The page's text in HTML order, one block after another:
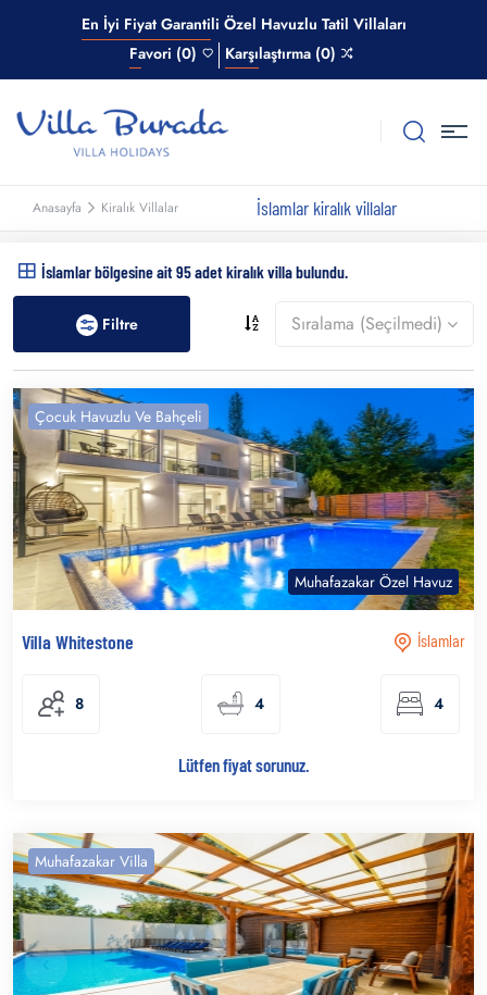
En İyi Fiyat Garantili Özel Havuzlu Tatil Villaları
Favori (0)
Karşılaştırma (0)
Anasayfa Kiralık Villalar İslamlar kiralık villalar
İslamlar bölgesine ait 95 adet kiralık villa bulundu.
Filtre Sıralama (Seçilmedi)
Çocuk Havuzlu Ve Bahçeli
Muhafazakar Özel Havuz
İslamlar
Villa Whitestone
8 4 4
Lütfen fiyat sorunuz.
Muhafazakar Villa